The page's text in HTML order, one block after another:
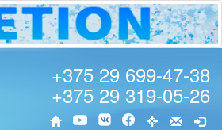
+375 29 699-47-38
+375 29 319-05-26